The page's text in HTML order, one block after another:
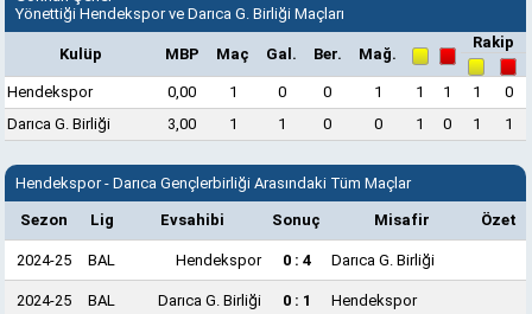
Yönettiği Hendekspor ve Darıca G. Birliği Maçları
Kulüp MBP Maç Gal. Ber. Mağ.
Rakip
Hendekspor 0,00 1 0 0 1 1 1 1
0
Darıca G. Birliği
3,00 1 1 0 0 1 0 1 1
Hendekspor - Darıca Gençlerbirliği Arasındaki Tüm Maçlar
Sezon Lig Evsahibi Sonuç Misafir Özet
2024-25 BAL Hendekspor 0 : 4 Darıca G. Birliği
2024-25 BAL Darıca G. Birliği 0 : 1 Hendekspor